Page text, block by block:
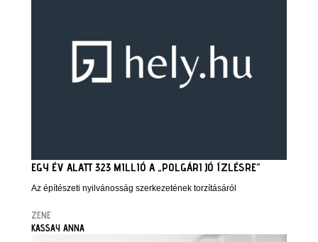
EGY ÉV ALATT 323 MILLIÓ A „POLGÁRI JÓ ÍZLÉSRE”
Az építészeti nyilvánosság szerkezetének torzításáról
ZENE
KASSAY ANNA